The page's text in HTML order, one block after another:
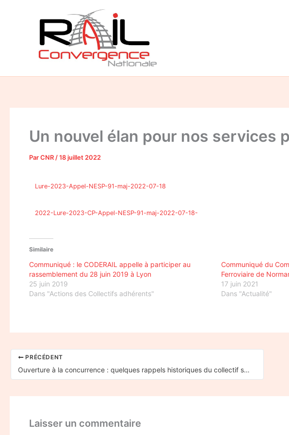
Un nouvel élan pour nos services
ParCNR /18 juillet 2022
Lure-2023-Appel-NESP-91-maj-2022-07-18
2022-Lure-2023-CP-Appel-NESP-91-maj-2022-07-18-
Similaire
Communiqué : le CODERAIL appelle à participer au
rassemblement du 28 juin 2019 à Lyon
25 juin 2019
Dans "Actions des Collectifs adhérents"
Communiqué du
Ferroviaire de
17 juin 2021
Dans "Actualité"
PRÉCÉDENT
Ouverture à la concurrence : quelques rappels historiques du collectif sud-normand de la CNR
Laisser un commentaire